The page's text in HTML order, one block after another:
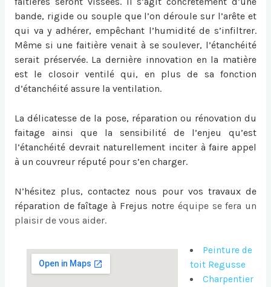
bande, rigide ou souple que l’on déroule sur l’arête et
qui va y adhérer, empêchant l’humidité de s’infiltrer.
Même si une faitière venait à se soulever, l’étanchéité
serait préservée. La dernière innovation en la matière
est le closoir ventilé qui, en plus de sa fonction
d’étanchéité assure la ventilation.
La délicatesse de la pose, réparation ou rénovation du
faitage ainsi que la sensibilité de l’enjeu qu’est
l’étanchéité devrait naturellement inciter à faire appel
à un couvreur réputé pour s’en charger.
N’hésitez plus, contactez nous pour vos travaux de
réparation de faîtage à Frejus notre équipe se fera un
plaisir de vous aider.
Peinture de
toit Regusse
Charpentier